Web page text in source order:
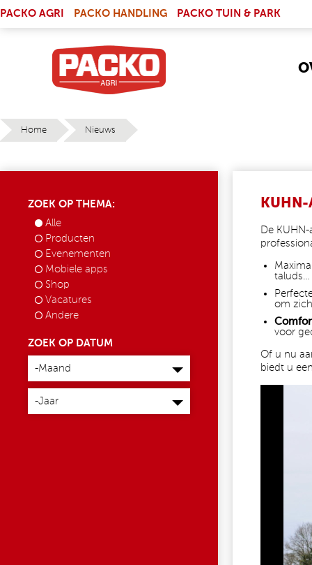
PACKO AGRI
PACKO HANDLING PACKO TUIN & PARK
Home Nieuws
ZOEK OP THEMA:
Alle
Producten
Evenementen
Mobiele apps
Shop
Vacatures
Andere
ZOEK OP DATUM
Maand
-Maand
Jaar
-Jaar
KUHN-
De
taluds…
om
voor
Of u nu
biedt u